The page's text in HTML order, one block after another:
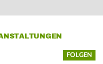
FOLGEN